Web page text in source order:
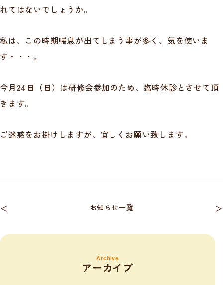
れてはないでしょうか。
私は、この時期喘息が出てしまう事が多く、気を使いま
す・・・。
今月 24日（日） は研修会参加のため、臨時休診とさせて頂
きます。
ご迷惑をお掛けしますが、宜しくお願い致します。
＜ お知らせ一覧 ＞
Archive
アーカイブ